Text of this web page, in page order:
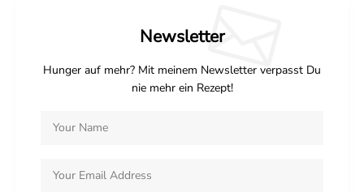
Newsletter
Hunger auf mehr? Mit meinem Newsletter verpasst Du
nie mehr ein Rezept!